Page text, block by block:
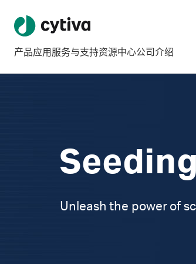
产品应用 服务与支持资源中心公司介绍
Unleash the power of